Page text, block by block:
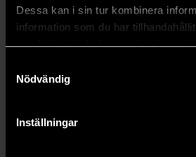
Dessa kan i sin tur kombinera
information som du har
samlat in när du har använt deras
Nödvändig
Inställningar
Portraits of Hallownest Desk Mat 89 x 40 cm
399 kr